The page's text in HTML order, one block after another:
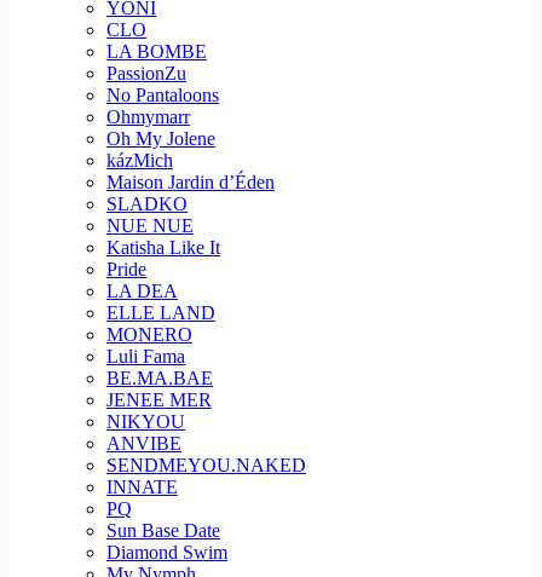
YONI
CLO
LA BOMBE
PassionZu
No Pantaloons
Ohmymarr
Oh My Jolene
kázMich
Maison Jardin d’Éden
SLADKO
NUE NUE
Katisha Like It
Pride
LA DEA
ELLE LAND
MONERO
Luli Fama
BE.MA.BAE
JENEE MER
NIKYOU
ANVIBE
SENDMEYOU.NAKED
INNATE
PQ
Sun Base Date
Diamond Swim